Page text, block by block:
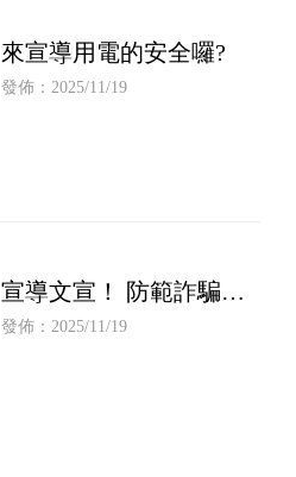
來宣導用電的安全囉?
發佈：2025/11/19
宣導文宣！ 防範詐騙行
為
發佈：2025/11/19